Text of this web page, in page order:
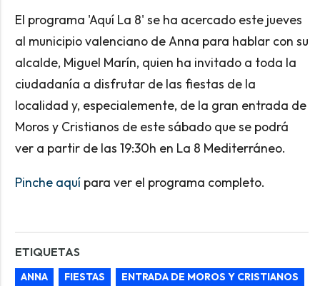
El programa 'Aquí La 8' se ha acercado este jueves
al municipio valenciano de Anna para hablar con su
alcalde, Miguel Marín, quien ha invitado a toda la
ciudadanía a disfrutar de las fiestas de la
localidad y, especialemente, de la gran entrada de
Moros y Cristianos de este sábado que se podrá
ver a partir de las 19:30h en La 8 Mediterráneo.
Pinche aquí para ver el programa completo.
ETIQUETAS
ANNA FIESTAS ENTRADA DE MOROS Y CRISTIANOS